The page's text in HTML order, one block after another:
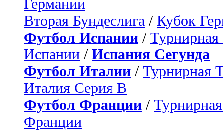
Германии
Вторая Бундеслига / Кубок
Футбол Испании / Турнирная
Испании / Испания Сегунда
Футбол Италии / Турнирная
Италия Серия B
Футбол Франции /
Франции